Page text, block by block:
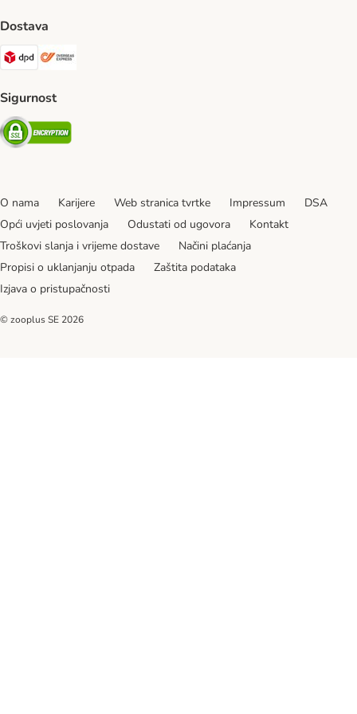
Dostava
DPD Shipping Method
Sigurnost
Security
O nama Karijere Web stranica tvrtke Impressum
DSA
Opći uvjeti poslovanja
Odustati od ugovora
Kontakt
Troškovi slanja i vrijeme dostave
Načini plaćanja
Propisi o uklanjanju otpada
Zaštita podataka
Izjava o pristupačnosti
© zooplus SE 2026